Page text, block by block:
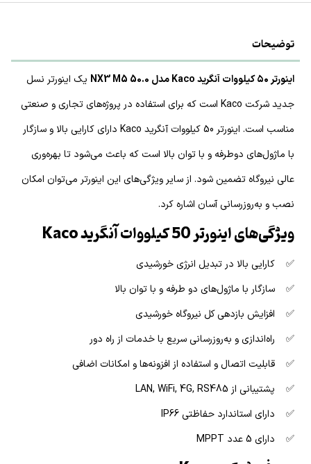
توضیحات
اینورتر ۵۰ کیلووات آنگرید Kaco مدل 50.0 NX3 M5
یک اینورتر نسل
جدید شرکت Kaco است که برای استفاده در پروژه‌های تجاری و صنعتی
مناسب است. اینورتر 50 کیلووات آنگرید Kaco دارای کارایی بالا و سازگار
با ماژول‌های دوطرفه و با توان بالا است که باعث می‌شود تا بهره‌وری
عالی نیروگاه تضمین شود. از سایر ویژگی‌های این اینورتر می‌توان امکان
نصب و به‌روزرسانی آسان اشاره کرد.
ویژگی‌های اینورتر 50 کیلووات آنگرید Kaco
✅ کارایی بالا در تبدیل انرژی خورشیدی
✅ سازگار با ماژول‌های دو طرفه و با توان بالا
✅ افزایش بازدهی کل نیروگاه خورشیدی
✅ راه‌اندازی و به‌روزرسانی سریع با خدمات از راه دور
✅ قابلیت اتصال و استفاده از افزونه‌ها و امکانات اضافی
✅ پشتیبانی از LAN, WiFi, 4G, RS485
✅ دارای استاندارد حفاظتی IP66
✅ دارای 5 عدد MPPT